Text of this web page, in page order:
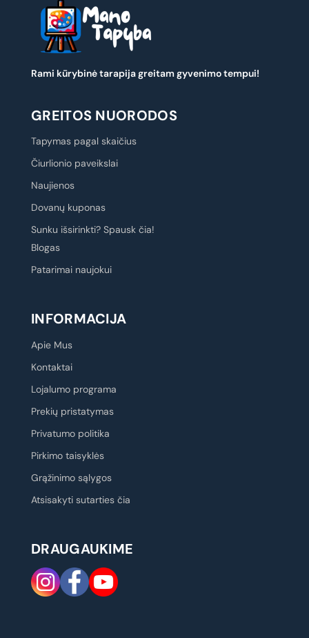
Rami kūrybinė tarapija greitam gyvenimo tempui!
GREITOS NUORODOS
Tapymas pagal skaičius
Čiurlionio paveikslai
Naujienos
Dovanų kuponas
Sunku išsirinkti? Spausk čia!
Blogas
Patarimai naujokui
INFORMACIJA
Apie Mus
Kontaktai
Lojalumo programa
Prekių pristatymas
Privatumo politika
Pirkimo taisyklės
Grąžinimo sąlygos
Atsisakyti sutarties čia
DRAUGAUKIME